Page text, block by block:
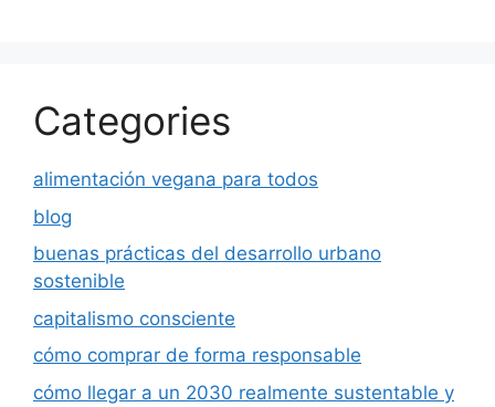
Categories
alimentación vegana para todos
blog
buenas prácticas del desarrollo urbano
sostenible
capitalismo consciente
cómo comprar de forma responsable
cómo llegar a un 2030 realmente sustentable y